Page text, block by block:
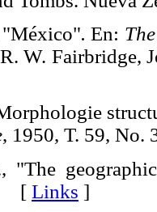
"México". En:
W. Fairbridge,
, 1950, T. 59,
"The
[ Links ]